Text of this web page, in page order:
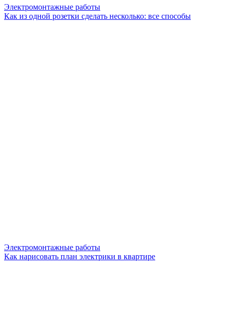
Электромонтажные работы
Как из одной розетки сделать несколько: все способы
Электромонтажные работы
Как нарисовать план электрики в квартире